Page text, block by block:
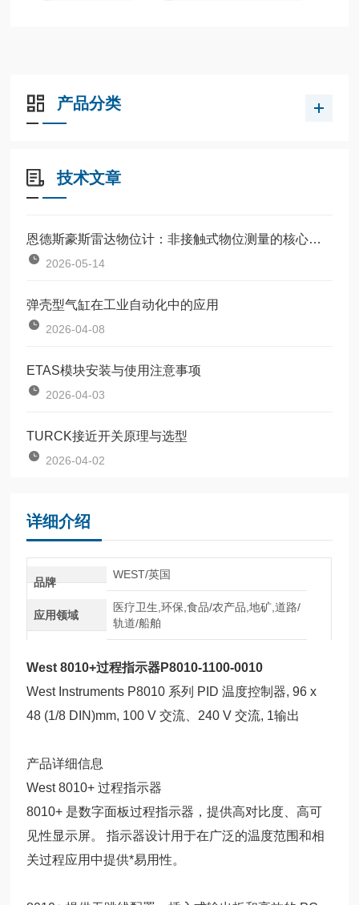
产品分类
技术文章
恩德斯豪斯雷达物位计：非接触式物位测量的核心设备
2026-05-14
弹壳型气缸在工业自动化中的应用
2026-04-08
ETAS模块安装与使用注意事项
2026-04-03
TURCK接近开关原理与选型
2026-04-02
详细介绍
品牌
WEST/英国
应用领域
医疗卫生,环保,食品/农产品,地矿,道路/
轨道/船舶
West 8010+过程指示器P8010-1100-0010
West Instruments P8010 系列 PID 温度控制器, 96 x
48 (1/8 DIN)mm, 100 V 交流、240 V 交流, 1输出
产品详细信息
West 8010+ 过程指示器
8010+ 是数字面板过程指示器，提供高对比度、高可
见性显示屏。 指示器设计用于在广泛的温度范围和相
关过程应用中提供*易用性。